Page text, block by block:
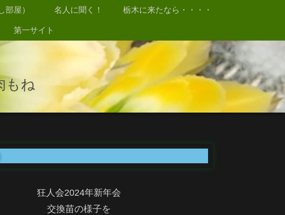
もね
部屋） 名人に聞く！ 栃木に来たなら・・・・
第一サイト
狂人会2024年新年会
交換苗の様子を